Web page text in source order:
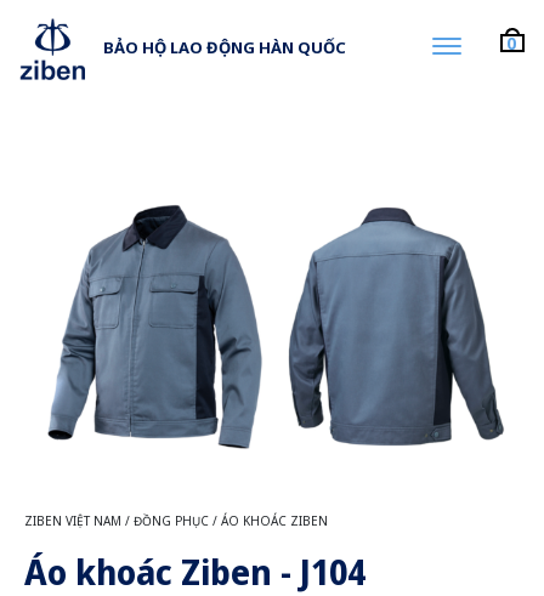
BẢO HỘ LAO ĐỘNG HÀN QUỐC 0
ZIBEN VIỆT NAM / ĐỒNG PHỤC / ÁO KHOÁC ZIBEN
Áo khoác Ziben - J104